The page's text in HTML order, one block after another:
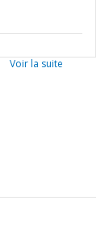
Voir la suite